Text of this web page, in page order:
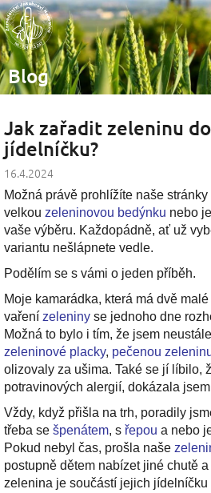
Přejít
na
obsah
Blog
Jak zařadit zeleninu
jídelníčku?
16.4.2024
Možná právě prohlížíte naše
velkou zeleninovou bedýnku nebo
vaše výběru. Každopádně, ať už
variantu nešlápnete vedle.
Podělím se s vámi o jeden příběh.
Moje kamarádka, která má dvě
vaření zeleniny se jednoho dne
Možná to bylo i tím, že jsem
zeleninové placky, pečenou
olizovaly za ušima. Také se jí líbilo,
potravinových alergií, dokázala
Vždy, když přišla na trh, poradily
třeba se špenátem, s řepou a nebo
Pokud nebyl čas, prošla naše
postupně dětem nabízet jiné chutě
zelenina je součástí jejich